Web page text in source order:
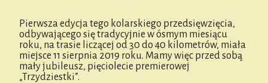
Pierwsza edycja tego kolarskiego przedsięwzięcia,
odbywającego się tradycyjnie w ósmym miesiącu
roku, na trasie liczącej od 30 do 40 kilometrów, miała
miejsce 11 sierpnia 2019 roku. Mamy więc przed sobą
mały jubileusz, pięciolecie premierowej
„Trzydziestki”.